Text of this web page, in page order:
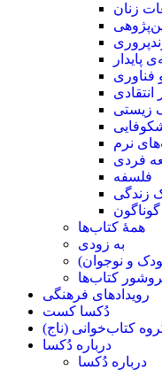
زنان
فناوری
انتقادی
زیستی
نرم
فردی
فلسفه
زندگی
گوناگون
همۀ کتاب‌ها
به زودی
و ‌نوجوان)
کتاب‌ها
رویدادهای فرهنگی
دُکسا کست
کتاب‌خوانی (ناج)
درباره دُکسا
درباره دُکسا